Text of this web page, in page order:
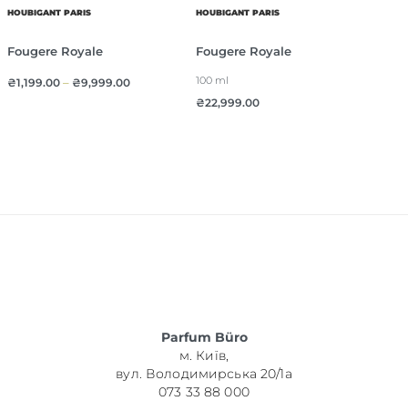
HOUBIGANT PARIS
Fougere Royale
₴1,199.00– ₴9,999.00
HOUBIGANT PARIS
Fougere Royale
100 ml
₴22,999.00
Parfum Büro
м. Київ,
вул. Володимирська 20/1а
073 33 88 000